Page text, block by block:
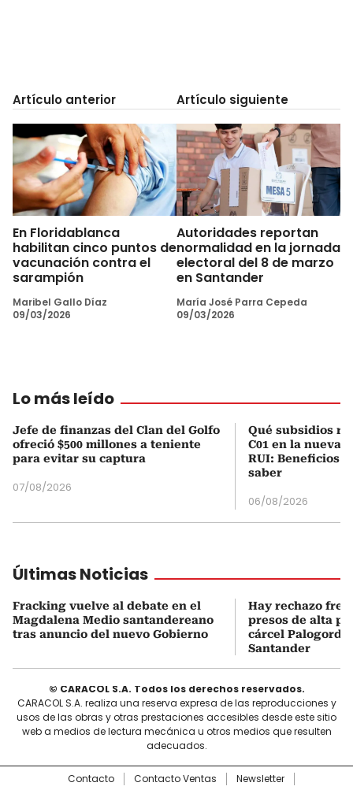
Artículo anterior
En Floridablanca
habilitan cinco puntos de
vacunación contra el
sarampión
Maribel Gallo Díaz
09/03/2026
Artículo siguiente
Autoridades reportan
normalidad en la jornada
electoral del 8 de marzo
en Santander
María José Parra Cepeda
09/03/2026
Lo más leído
Jefe de finanzas del Clan del Golfo
ofreció $500 millones a teniente
para evitar su captura
07/08/2026
Qué subsidios
C01 en la nueva
RUI: Beneficios
saber
06/08/2026
Últimas Noticias
Fracking vuelve al debate en el
Magdalena Medio santandereano
tras anuncio del nuevo Gobierno
Hay rechazo
presos de alta
cárcel Palogordo
Santander
© CARACOL S.A. Todos los derechos reservados.
CARACOL S.A. realiza una reserva expresa de las reproducciones y
usos de las obras y otras prestaciones accesibles desde este sitio
web a medios de lectura mecánica u otros medios que resulten
adecuados.
Contacto Contacto Ventas Newsletter